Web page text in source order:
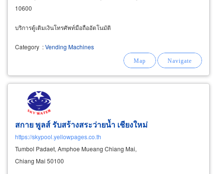
10600
บริการตู้เติมเงินโทรศัพท์มือถืออัตโนมัติ
Category :Vending Machines
สกาย พูลส์ รับสร้างสระว่ายน้ำ เชียงใหม่
https://skypool.yellowpages.co.th
Tumbol Padaet, Amphoe Mueang Chiang Mai,
Chiang Mai 50100